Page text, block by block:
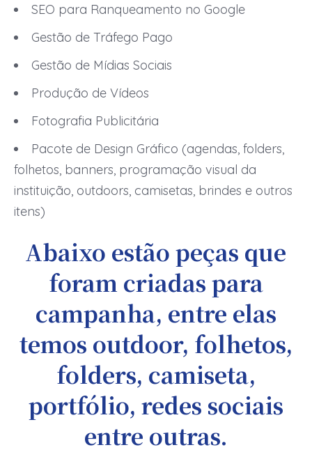
SEO para Ranqueamento no Google
Gestão de Tráfego Pago
Gestão de Mídias Sociais
Produção de Vídeos
Fotografia Publicitária
Pacote de Design Gráfico (agendas, folders,
folhetos, banners, programação visual da
instituição, outdoors, camisetas, brindes e outros
itens)
Abaixo estão peças que
foram criadas para
campanha, entre elas
temos outdoor, folhetos,
folders, camiseta,
portfólio, redes sociais
entre outras.